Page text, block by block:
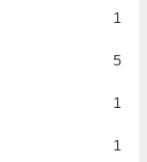
1
5
1
1